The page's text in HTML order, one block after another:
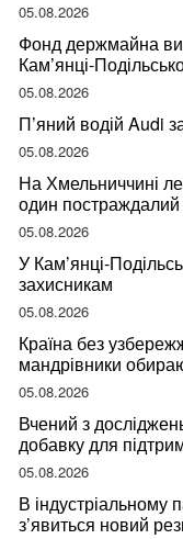
05.08.2026
Фонд держмайна
Кам’янці-
05.08.2026
П’яний водій Audi
05.08.2026
На Хмельниччині
один постраждалий
05.08.2026
У Кам’янці-
захисникам
05.08.2026
Країна без
мандрівники
05.08.2026
Вчений з
добавку для
05.08.2026
В індустріальному
з’явиться новий